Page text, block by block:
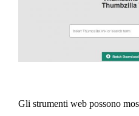
Gli strumenti web possono